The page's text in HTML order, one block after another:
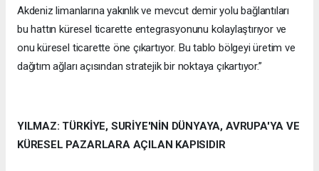
Akdeniz limanlarına yakınlık ve mevcut demir yolu bağlantıları
bu hattın küresel ticarette entegrasyonunu kolaylaştırıyor ve
onu küresel ticarette öne çıkartıyor. Bu tablo bölgeyi üretim ve
dağıtım ağları açısından stratejik bir noktaya çıkartıyor.”
YILMAZ: TÜRKİYE, SURİYE'NİN DÜNYAYA, AVRUPA'YA VE
KÜRESEL PAZARLARA AÇILAN KAPISIDIR